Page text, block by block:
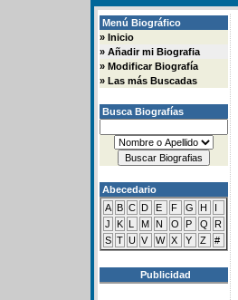
Menú Biográfico
» Inicio
» Añadir mi Biografia
» Modificar Biografía
» Las más Buscadas
Busca Biografías
Abecedario
A B C D E F G H
I
J
K L M N O P Q
R
S T U V W X Y Z #
Publicidad